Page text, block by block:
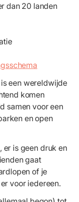
dan 20 landen
een wereldwijde
komen
samen voor een
en open
er is geen druk en
gaat
of je
voor iedereen.